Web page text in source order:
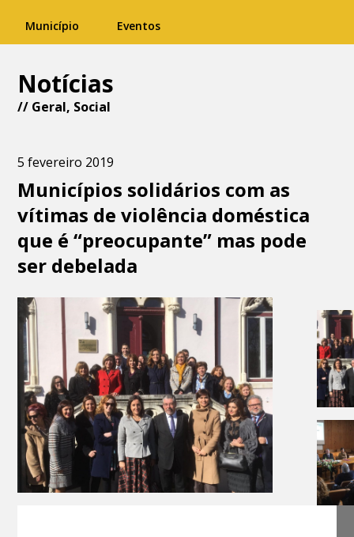
Município Eventos
Notícias
// Geral, Social
5 fevereiro 2019
Municípios solidários com as
vítimas de violência doméstica
que é “preocupante” mas pode
ser debelada